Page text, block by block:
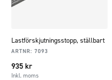
Lastförskjutningsstopp, ställbart
ARTNR: 7093
935 kr
Inkl. moms